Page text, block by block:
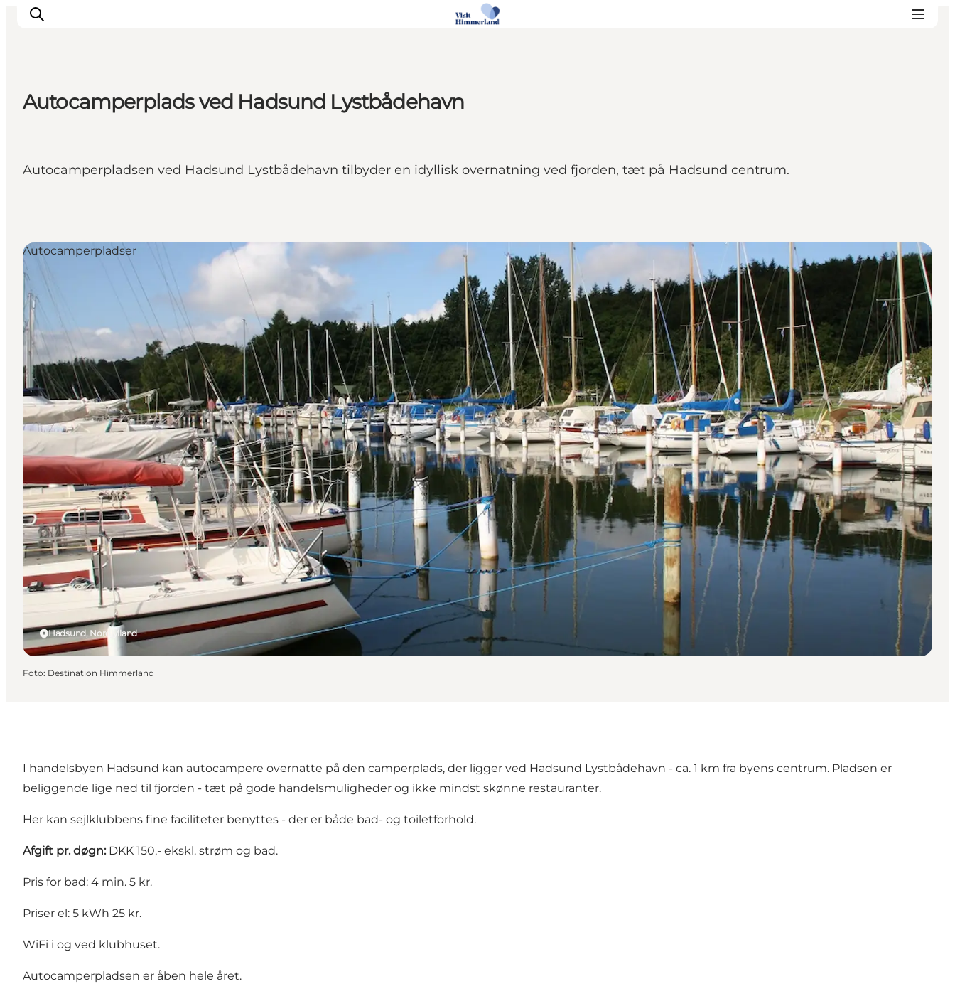
Himmerlandsbyer
DET SKER
Praktisk info
Autocamperplads ved Hadsund Lystbådehavn
Autocamperpladsen ved Hadsund Lystbådehavn tilbyder en idyllisk overnatning ved fjorden, tæt på Hadsund centrum.
Hadsund, Nordjylland
Autocamperpladser
Foto: Destination Himmerland
I handelsbyen Hadsund kan autocampere overnatte på den camperplads, der ligger ved Hadsund Lystbådehavn - ca. 1 km fra byens centrum. Pladsen er
beliggende lige ned til fjorden - tæt på gode handelsmuligheder og ikke mindst skønne restauranter.
Her kan sejlklubbens fine faciliteter benyttes - der er både bad- og toiletforhold.
Afgift pr. døgn: DKK 150,- ekskl. strøm og bad.
Pris for bad: 4 min. 5 kr.
Priser el: 5 kWh 25 kr.
WiFi i og ved klubhuset.
Autocamperpladsen er åben hele året.